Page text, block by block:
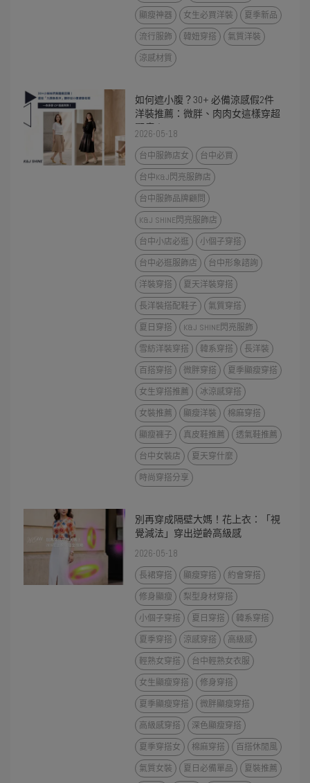
顯瘦神器
女生必買洋裝
夏季新品
流行服飾
韓妞穿搭
氣質洋裝
涼感材質
如何遮小腹？30+ 必備涼感假2件
洋裝推薦：微胖、肉肉女這樣穿超
顯瘦！
2026-05-18
台中服飾店女
台中必買
台中K&J閃亮服飾店
台中服飾品牌顧問
K&J SHINE閃亮服飾店
台中小店必逛
小個子穿搭
台中必逛服飾店
台中形象諮詢
洋裝穿搭
夏天洋裝穿搭
長洋裝搭配鞋子
氣質穿搭
夏日穿搭
K&J SHINE閃亮服飾
雪紡洋裝穿搭
韓系穿搭
長洋裝
百搭穿搭
微胖穿搭
夏季顯瘦穿搭
女生穿搭推薦
冰涼感穿搭
女裝推薦
顯瘦洋裝
棉麻穿搭
顯瘦褲子
真皮鞋推薦
透氣鞋推薦
台中女裝店
夏天穿什麼
時尚穿搭分享
別再穿成隔壁大媽！花上衣：「視
覺減法」穿出逆齡高級感
2026-05-18
長裙穿搭 顯瘦穿搭
約會穿搭
修身顯瘦
梨型身材穿搭
小個子穿搭
夏日穿搭
韓系穿搭
夏季穿搭
涼感穿搭
高級感
輕熟女穿搭
台中輕熟女衣服
女生顯瘦穿搭
修身穿搭
夏季顯瘦穿搭
微胖顯瘦穿搭
高級感穿搭
深色顯瘦穿搭
夏季穿搭女
棉麻穿搭
百搭休閒風
氣質女裝
夏日必備單品
夏裝推薦